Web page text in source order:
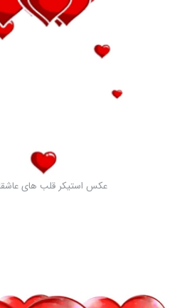
عکس استیکر قلب های